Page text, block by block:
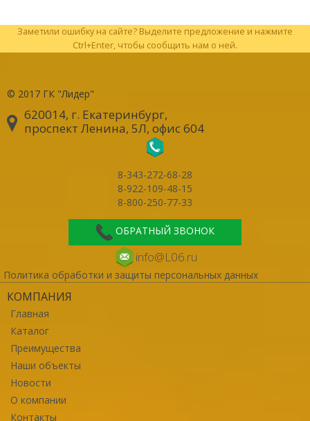
Заметили ошибку на сайте? Выделите предложение и нажмите
Ctrl+Enter, чтобы сообщить нам о ней.
© 2017 ГК "Лидер"
620014, г. Екатеринбург,
проспект Ленина, 5Л, офис 604
8-343-272-68-28
8-922-109-48-15
8-800-250-77-33
ОБРАТНЫЙ ЗВОНОК
info@L06.ru
Политика обработки и защиты персональных данных
КОМПАНИЯ
Главная
Каталог
Преимущества
Наши объекты
Новости
О компании
Контакты